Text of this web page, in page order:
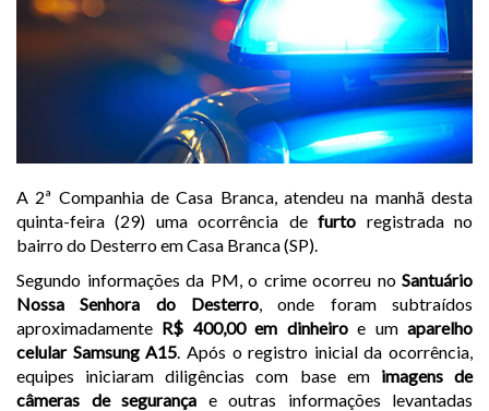
A 2ª Companhia de Casa Branca, atendeu na manhã desta
quinta-feira (29) uma ocorrência defurto registrada no
bairro do Desterro em Casa Branca (SP).
Segundo informações da PM, o crime ocorreu no Santuário
Nossa Senhora do Desterro , onde foram subtraídos
aproximadamente R$ 400,00 em dinheiroe umaparelho
celular Samsung A15 . Após o registro inicial da ocorrência,
equipes iniciaram diligências com base em imagens de
câmeras de segurança e outras informações levantadas